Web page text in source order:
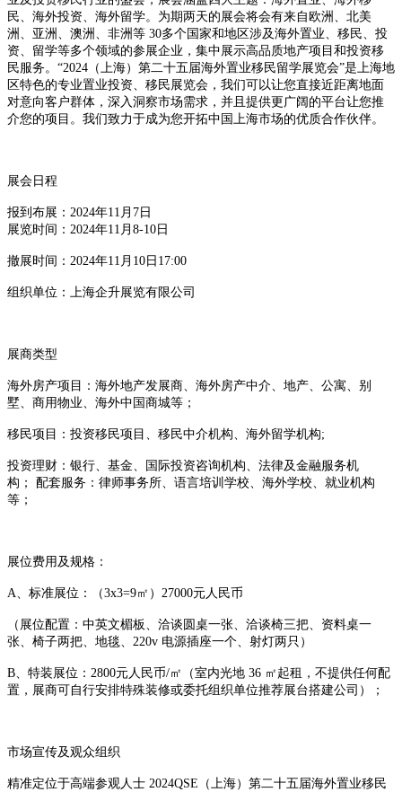
民、海外投资、海外留学。为期两天的展会将会有来自欧洲、北美
洲、亚洲、澳洲、非洲等 30多个国家和地区涉及海外置业、移民、投
资、留学等多个领域的参展企业，集中展示高品质地产项目和投资移
民服务。“2024（上海）第二十五届海外置业移民留学展览会”是上海地
区特色的专业置业投资、移民展览会，我们可以让您直接近距离地面
对意向客户群体，深入洞察市场需求，并且提供更广阔的平台让您推
介您的项目。我们致力于成为您开拓中国上海市场的优质合作伙伴。
展会日程
报到布展：2024年11月7日
展览时间：2024年11月8-10日
撤展时间：2024年11月10日17:00
组织单位：上海企升展览有限公司
展商类型
海外房产项目：海外地产发展商、海外房产中介、地产、公寓、别
墅、商用物业、海外中国商城等；
移民项目：投资移民项目、移民中介机构、海外留学机构;
投资理财：银行、基金、国际投资咨询机构、法律及金融服务机
构； 配套服务：律师事务所、语言培训学校、海外学校、就业机构
等；
展位费用及规格：
A、标准展位：（3x3=9㎡）27000元人民币
（展位配置：中英文楣板、洽谈圆桌一张、洽谈椅三把、资料桌一
张、椅子两把、地毯、220v 电源插座一个、射灯两只）
B、特装展位：2800元人民币/㎡（室内光地 36 ㎡起租，不提供任何配
置，展商可自行安排特殊装修或委托组织单位推荐展台搭建公司）；
市场宣传及观众组织
精准定位于高端参观人士 2024QSE（上海）第二十五届海外置业移民